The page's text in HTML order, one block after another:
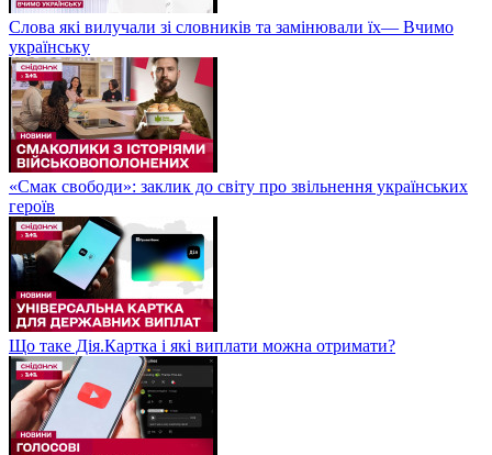
Слова які вилучали зі словників та замінювали їх— Вчимо
українську
«Смак свободи»: заклик до світу про звільнення українських
героїв
Що таке Дія.Картка і які виплати можна отримати?